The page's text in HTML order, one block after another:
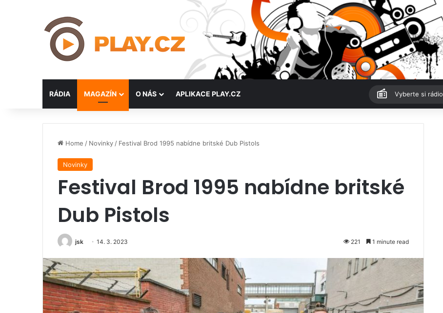
RÁDIA MAGAZÍN O NÁS APLIKACE PLAY.CZ Vyberte si rádio
Home / Novinky / Festival Brod 1995 nabídne britské Dub Pistols
Novinky
Festival Brod 1995 nabídne britské
Dub Pistols
jsk 14. 3. 2023 221 1 minute read